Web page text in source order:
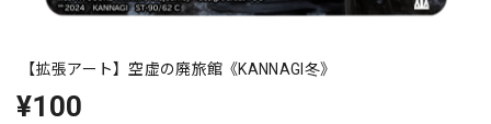
【拡張アート】空虚の廃旅館《KANNAGI冬》
¥100